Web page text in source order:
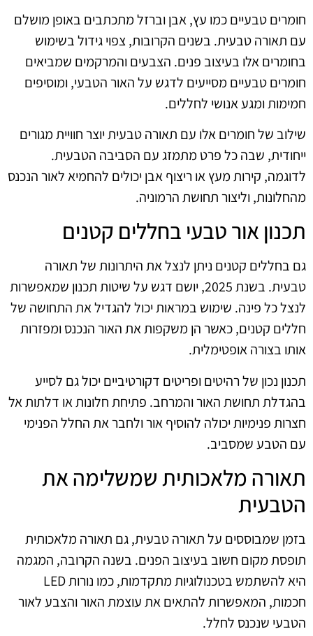
חומרים טבעיים כמו עץ, אבן וברזל מתכתבים באופן מושלם
עם תאורה טבעית. בשנים הקרובות, צפוי גידול בשימוש
בחומרים אלו בעיצוב פנים. הצבעים והמרקמים שמביאים
חומרים טבעיים מסייעים לדגש על האור הטבעי, ומוסיפים
חמימות ומגע אנושי לחללים.
שילוב של חומרים אלו עם תאורה טבעית יוצר חוויית מגורים
ייחודית, שבה כל פרט מתמזג עם הסביבה הטבעית.
לדוגמה, קירות מעץ או ריצוף אבן יכולים להחמיא לאור הנכנס
מהחלונות, וליצור תחושת הרמוניה.
תכנון אור טבעי בחללים קטנים
גם בחללים קטנים ניתן לנצל את היתרונות של תאורה
טבעית. בשנת 2025, יושם דגש על שיטות תכנון שמאפשרות
לנצל כל פינה. שימוש במראות יכול להגדיל את התחושה של
חללים קטנים, כאשר הן משקפות את האור הנכנס ומפזרות
אותו בצורה אופטימלית.
תכנון נכון של רהיטים ופריטים דקורטיביים יכול גם לסייע
בהגדלת תחושת האור והמרחב. פתיחת חלונות או דלתות אל
חצרות פנימיות יכולה להוסיף אור ולחבר את החלל הפנימי
עם הטבע שמסביב.
תאורה מלאכותית שמשלימה את
הטבעית
בזמן שמבוססים על תאורה טבעית, גם תאורה מלאכותית
תופסת מקום חשוב בעיצוב הפנים. בשנה הקרובה, המגמה
היא להשתמש בטכנולוגיות מתקדמות, כמו נורות LED
חכמות, המאפשרות להתאים את עוצמת האור והצבע לאור
הטבעי שנכנס לחלל.